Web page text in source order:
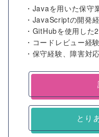
・Javaを用いた保守
・JavaScriptの開発
・GitHubを使用した
・コードレビュー経験
・保守経験、障害対
とり